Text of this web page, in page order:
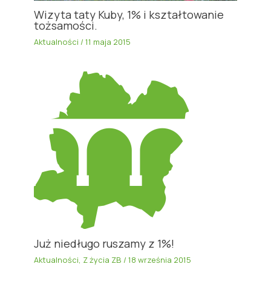
Wizyta taty Kuby, 1% i kształtowanie
tożsamości.
Aktualności /11 maja 2015
Już niedługo ruszamy z 1%!
Aktualności, Z życia ZB /18 września 2015